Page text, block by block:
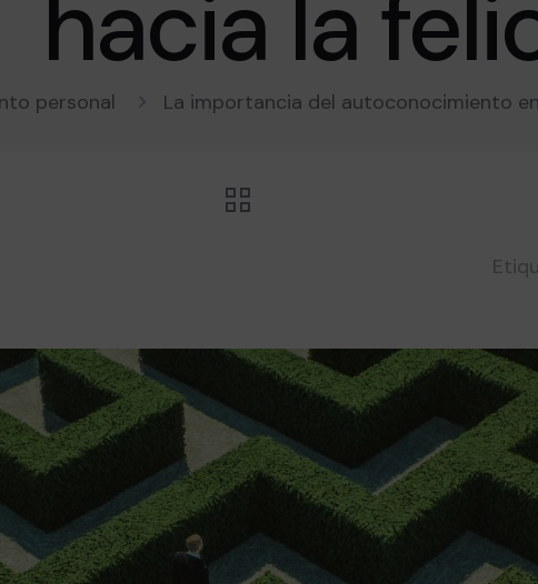
hacia la
personal La importancia del autoconocimiento